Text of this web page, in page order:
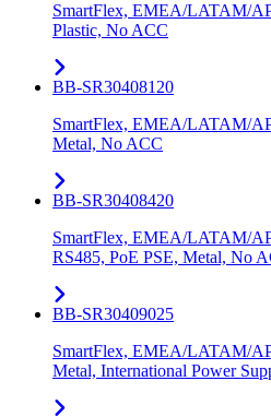
SmartFlex, EMEA/LATAM/
Plastic, No ACC
BB-SR30408120
SmartFlex, EMEA/LATAM/
Metal, No ACC
BB-SR30408420
SmartFlex, EMEA/LATAM/
RS485, PoE PSE, Metal, No
BB-SR30409025
SmartFlex, EMEA/LATAM/
Metal, International Power